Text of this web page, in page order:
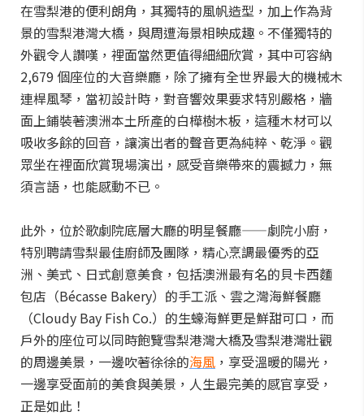
在雪梨港的便利朗角，其獨特的風帆造型，加上作為背
景的雪梨港灣大橋，與周遭海景相映成趣。不僅獨特的
外觀令人讚嘆，裡面當然更值得細細欣賞，其中可容納
2,679 個座位的大音樂廳，除了擁有全世界最大的機械木
連桿風琴，當初設計時，對音響效果要求特別嚴格，牆
面上鋪裝著澳洲本土所產的白樺樹木板，這種木材可以
吸收多餘的回音，讓演出者的聲音更為純粹、乾淨。觀
眾坐在裡面欣賞現場演出，感受音樂帶來的震撼力，無
須言語，也能感動不已。
此外，位於歌劇院底層大廳的明星餐廳——劇院小廚，
特別聘請雪梨最佳廚師及團隊，精心烹調最優秀的亞
洲、美式、日式創意美食，包括澳洲最有名的貝卡西麵
包店（Bécasse Bakery）的手工派、雲之灣海鮮餐廳
（Cloudy Bay Fish Co.）的生蠔海鮮更是鮮甜可口，而
戶外的座位可以同時飽覽雪梨港灣大橋及雪梨港灣壯觀
的周邊美景，一邊吹著徐徐的海風 ，享受溫暖的陽光，
一邊享受面前的美食與美景，人生最完美的感官享受，
正是如此！